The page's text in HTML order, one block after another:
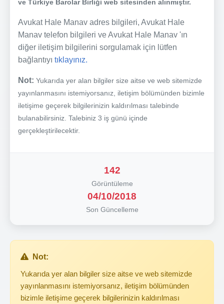
ve Türkiye Barolar Birliği web sitesinden alınmıştır.
Avukat Hale Manav adres bilgileri, Avukat Hale
Manav telefon bilgileri ve Avukat Hale Manav 'ın
diğer iletişim bilgilerini sorgulamak için lütfen
bağlantıyı tıklayınız.
Not: Yukarıda yer alan bilgiler size aitse ve web sitemizde
yayınlanmasını istemiyorsanız, iletişim bölümünden bizimle
iletişime geçerek bilgilerinizin kaldırılması talebinde
bulanabilirsiniz. Talebiniz 3 iş günü içinde
gerçekleştirilecektir.
142
Görüntüleme
04/10/2018
Son Güncelleme
Not:
Yukarıda yer alan bilgiler size aitse ve web sitemizde
yayınlanmasını istemiyorsanız, iletişim bölümünden
bizimle iletişime geçerek bilgilerinizin kaldırılması